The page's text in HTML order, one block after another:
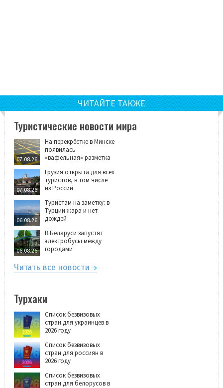
ЧИТАЙТЕ ТАКЖЕ
Туристические новости мира
07.08.26
На перекрёстке в Минске
появилась
«вафельная» разметка
07.08.26
Грузия открыта для всех
туристов, в том числе
из России
06.08.26
Туристам на заметку: в
Турции жара и нет
дождей
06.08.26
В Беларуси запустят
электробусы между
городами
Читать все новости
Турхаки
Список безвизовых
стран для украинцев в
2026 году
Список безвизовых
стран для россиян в
2026 году
Список безвизовых
стран для белорусов в